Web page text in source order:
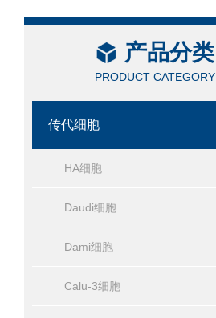
产品分类
PRODUCT CATEGORY
传代细胞
HA细胞
Daudi细胞
Dami细胞
Calu-3细胞